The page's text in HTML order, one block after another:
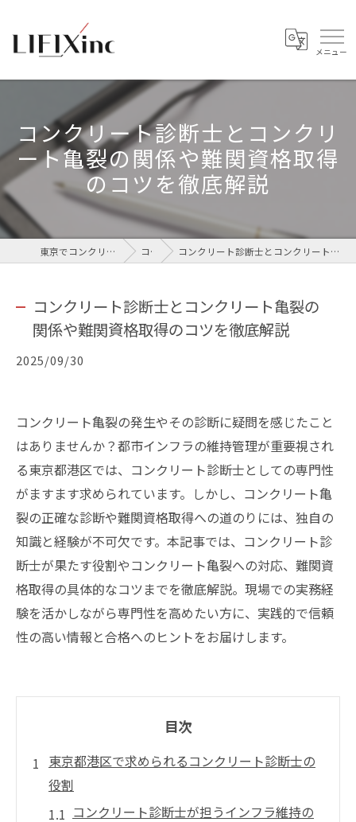
コンクリート診断士とコンクリ
ート亀裂の関係や難関資格取得
のコツを徹底解説
東京でコンクリートなら株式会社LIFIX コラム コンクリート診断士とコンクリート亀裂の関係や難関資格取得のコツを徹底解説
コンクリート診断士とコンクリート亀裂の
関係や難関資格取得のコツを徹底解説
2025/09/30
コンクリート亀裂の発生やその診断に疑問を感じたこと
はありませんか？都市インフラの維持管理が重要視され
る東京都港区では、コンクリート診断士としての専門性
がますます求められています。しかし、コンクリート亀
裂の正確な診断や難関資格取得への道のりには、独自の
知識と経験が不可欠です。本記事では、コンクリート診
断士が果たす役割やコンクリート亀裂への対応、難関資
格取得の具体的なコツまでを徹底解説。現場での実務経
験を活かしながら専門性を高めたい方に、実践的で信頼
性の高い情報と合格へのヒントをお届けします。
目次
東京都港区で求められるコンクリート診断士の
役割
コンクリート診断士が担うインフラ維持の